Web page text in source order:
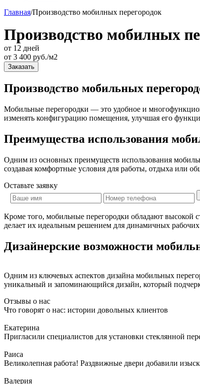
Главная/Производство мобилных перегородок
Производство мобилных
от 12 дней
от 3 400 руб./м2
Заказать
Производство мобильных
Мобильные перегородки — это удобное и
изменять конфигурацию помещения, улучшая его
Преимущества использования
Одним из основных преимуществ использования
создавая комфортные условия для работы, отдыха или
Оставьте заявку
Кроме того, мобильные перегородки обладают высокой
делает их идеальным решением для динамичных
Дизайнерские возможности
Одним из ключевых аспектов дизайна мобильных
уникальный и запоминающийся дизайн, который
Отзывы о нас
Что говорят о нас: истории довольных клиентов
Екатерина
Пригласили специалистов для установки стеклянной
Раиса
Великолепная работа! Раздвижные двери добавили
Валерия